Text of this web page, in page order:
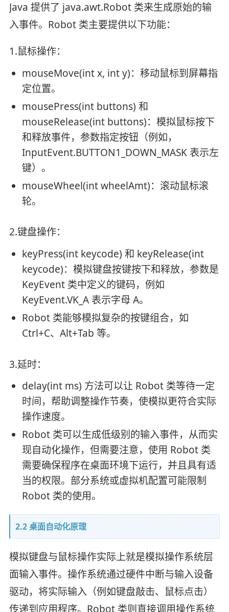
Java 提供了 java.awt.Robot 类来生成原始的输
入事件。Robot 类主要提供以下功能：
1.鼠标操作：
mouseMove(int x, int y)：移动鼠标到屏幕指
定位置。
mousePress(int buttons) 和
mouseRelease(int buttons)：模拟鼠标按下
和释放事件，参数指定按钮（例如，
InputEvent.BUTTON1_DOWN_MASK 表示左
键）。
mouseWheel(int wheelAmt)：滚动鼠标滚
轮。
2.键盘操作：
keyPress(int keycode) 和 keyRelease(int
keycode)：模拟键盘按键按下和释放，参数是
KeyEvent 类中定义的键码，例如
KeyEvent.VK_A 表示字母 A。
Robot 类能够模拟复杂的按键组合，如
Ctrl+C、Alt+Tab 等。
3.延时：
delay(int ms) 方法可以让 Robot 类等待一定
时间，帮助调整操作节奏，使模拟更符合实际
操作速度。
Robot 类可以生成低级别的输入事件，从而实
现自动化操作，但需要注意，使用 Robot 类
需要确保程序在桌面环境下运行，并且具有适
当的权限。部分系统或虚拟机配置可能限制
Robot 类的使用。
2.2 桌面自动化原理
模拟键盘与鼠标操作实际上就是模拟操作系统层
面输入事件。操作系统通过硬件中断与输入设备
驱动，将实际输入（例如键盘敲击、鼠标点击）
传递到应用程序。Robot 类则直接调用操作系统